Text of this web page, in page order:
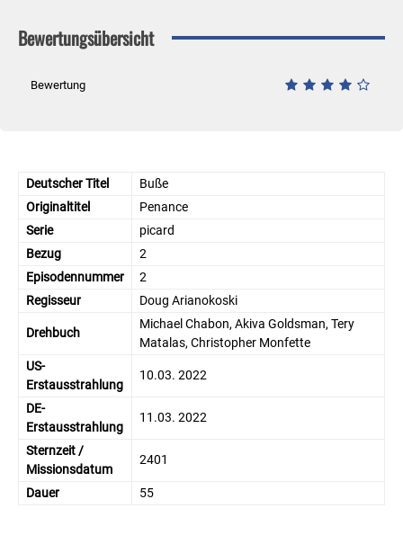
Bewertungsübersicht
Bewertung
Deutscher Titel
Buße
Originaltitel
Penance
Serie
picard
Bezug
2
Episodennummer
2
Regisseur
Doug Arianokoski
Drehbuch
Michael Chabon, Akiva Goldsman, Tery
Matalas, Christopher Monfette
US-
Erstausstrahlung
10.03. 2022
DE-
Erstausstrahlung
11.03. 2022
Sternzeit /
Missionsdatum
2401
Dauer 55